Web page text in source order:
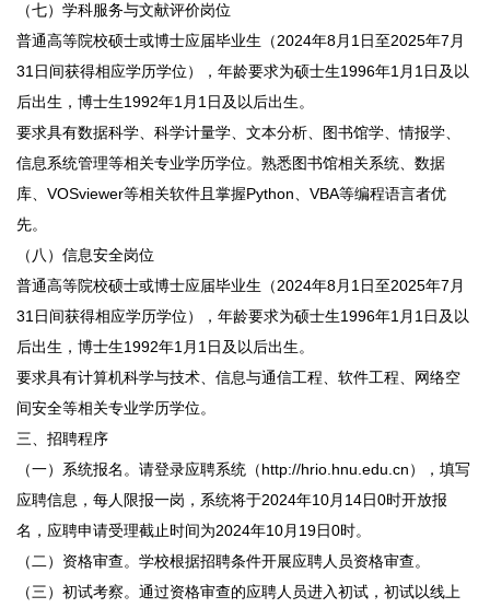
（七）学科服务与文献评价岗位
普通高等院校硕士或博士应届毕业生（2024年8月1日至2025年7月
31日间获得相应学历学位），年龄要求为硕士生1996年1月1日及以
后出生，博士生1992年1月1日及以后出生。
要求具有数据科学、科学计量学、文本分析、图书馆学、情报学、
信息系统管理等相关专业学历学位。熟悉图书馆相关系统、数据
库、VOSviewer等相关软件且掌握Python、VBA等编程语言者优
先。
（八）信息安全岗位
普通高等院校硕士或博士应届毕业生（2024年8月1日至2025年7月
31日间获得相应学历学位），年龄要求为硕士生1996年1月1日及以
后出生，博士生1992年1月1日及以后出生。
要求具有计算机科学与技术、信息与通信工程、软件工程、网络空
间安全等相关专业学历学位。
三、招聘程序
（一）系统报名。请登录应聘系统（http://hrio.hnu.edu.cn），填写
应聘信息，每人限报一岗，系统将于2024年10月14日0时开放报
名，应聘申请受理截止时间为2024年10月19日0时。
（二）资格审查。学校根据招聘条件开展应聘人员资格审查。
（三）初试考察。通过资格审查的应聘人员进入初试，初试以线上